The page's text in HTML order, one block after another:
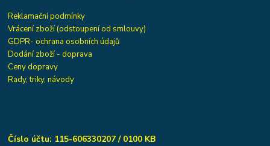
Reklamační podmínky
Vrácení zboží (odstoupení od smlouvy)
GDPR- ochrana osobních údajů
Dodání zboží - doprava
Ceny dopravy
Rady, triky, návody
Číslo účtu: 115-606330207 / 0100 KB